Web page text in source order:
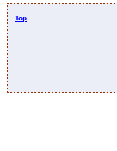
Top